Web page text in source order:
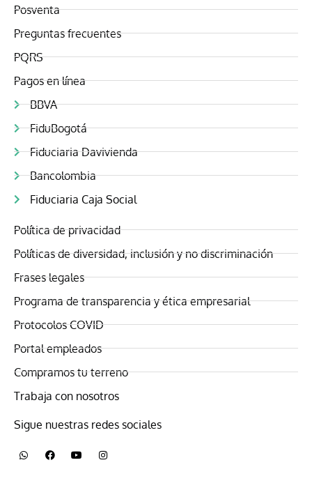
Posventa
Preguntas frecuentes
PQRS
Pagos en línea
BBVA
FiduBogotá
Fiduciaria Davivienda
Bancolombia
Fiduciaria Caja Social
Política de privacidad
Políticas de diversidad, inclusión y no discriminación
Frases legales
Programa de transparencia y ética empresarial
Protocolos COVID
Portal empleados
Compramos tu terreno
Trabaja con nosotros
Sigue nuestras redes sociales